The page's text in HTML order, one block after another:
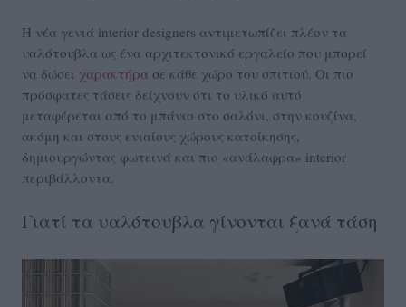
Η νέα γενιά interior designers αντιμετωπίζει πλέον τα
υαλότουβλα ως ένα αρχιτεκτονικό εργαλείο που μπορεί
να δώσει χαρακτήρα σε κάθε χώρο του σπιτιού. Οι πιο
πρόσφατες τάσεις δείχνουν ότι το υλικό αυτό
μεταφέρεται από το μπάνιο στο σαλόνι, στην κουζίνα,
ακόμη και στους ενιαίους χώρους κατοίκησης,
δημιουργώντας φωτεινά και πιο «ανάλαφρα» interior
περιβάλλοντα.
Γιατί τα υαλότουβλα γίνονται ξανά τάση